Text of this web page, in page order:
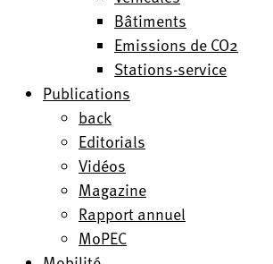
Bâtiments
Emissions de CO2
Stations-service
Publications
back
Editorials
Vidéos
Magazine
Rapport annuel
MoPEC